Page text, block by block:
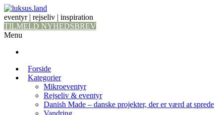
eventyr | rejseliv | inspiration
TILMELD NYHEDSBREV
Menu
Forside
Kategorier
Mikroeventyr
Rejseliv & eventyr
Danish Made – danske projekter, der er værd at sprede
Vandring